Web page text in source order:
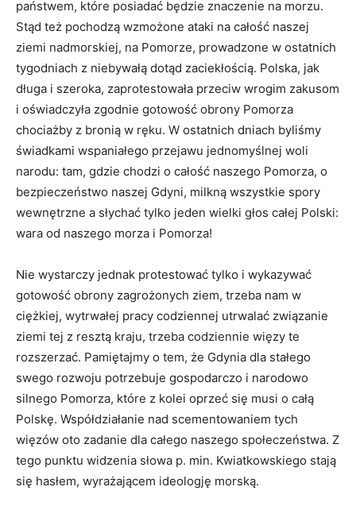
państwem, które posiadać będzie znaczenie na morzu.
Stąd też pochodzą wzmo­żone ataki na całość naszej
ziemi nadmorskiej, na Pomorze, prowadzone w ostatnich
tygodniach z niebywałą dotąd zaciekłością. Polska, jak
długa i szeroka, zaprotestowała przeciw wrogim zakusom
i oświadczyła zgodnie gotowość obrony Pomorza
chociażby z bronią w ręku. W ostatnich dniach byliśmy
świadkami wspaniałego przejawu jednomyślnej woli
narodu: tam, gdzie chodzi o ca­łość naszego Pomorza, o
bezpieczeństwo naszej Gdyni, milkną wszystkie spory
wewnętrzne a słychać tylko jeden wielki głos całej Polski:
wara od naszego morza i Pomorza!
Nie wystarczy jednak protestować tylko i wykazywać
gotowość obrony zagrożonych ziem, trzeba nam w
ciężkiej, wytrwałej pracy codziennej utrwalać związanie
ziemi tej z resztą kraju, trzeba codziennie więzy te
rozszerzać. Pamiętajmy o tem, że Gdynia dla stałego
swego rozwoju potrzebuje gospodarczo i narodowo
silnego Pomorza, które z kolei oprzeć się musi o całą
Polskę. Współ­działanie nad scementowaniem tych
więzów oto zadanie dla całego naszego społeczeństwa. Z
tego punktu widzenia słowa p. min. Kwiatkowskiego stają
się hasłem, wyrażającem ideologję morską.